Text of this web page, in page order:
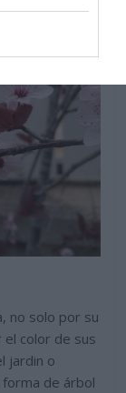
no solo por su
el color de sus
jardin o
de árbol